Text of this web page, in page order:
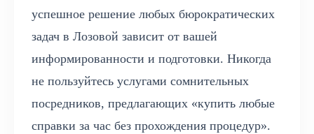
успешное решение любых бюрократических
задач в Лозовой зависит от вашей
информированности и подготовки. Никогда
не пользуйтесь услугами сомнительных
посредников, предлагающих «купить любые
справки за час без прохождения процедур».